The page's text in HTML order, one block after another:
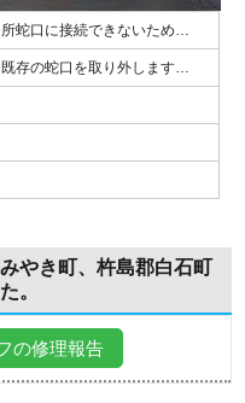
蛇口に接続できないため…
存の蛇口を取り外します…
やき町、杵島郡白石町
。
の修理報告